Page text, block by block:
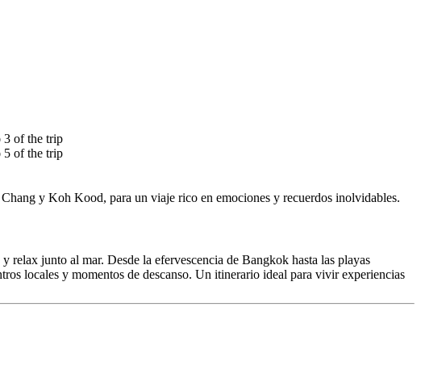
y Koh Kood, para un viaje rico en emociones y recuerdos inolvidables.
relax junto al mar. Desde la efervescencia de Bangkok hasta las playas
locales y momentos de descanso. Un itinerario ideal para vivir experiencias